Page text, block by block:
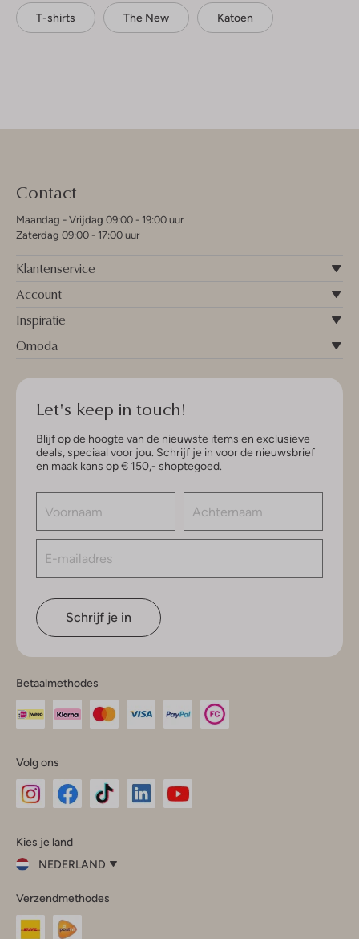
T-shirts The New Katoen
Contact
Maandag - Vrijdag 09:00 - 19:00 uur
Zaterdag 09:00 - 17:00 uur
Klantenservice
Account
Inspiratie
Omoda
Let's keep in touch!
Blijf op de hoogte van de nieuwste items en exclusieve
deals, speciaal voor jou. Schrijf je in voor de nieuwsbrief
en maak kans op € 150,- shoptegoed.
Schrijf je in
Betaalmethodes
Volg ons
InstagramFacebook
Kies je land
NEDERLAND
je
land
Verzendmethodes